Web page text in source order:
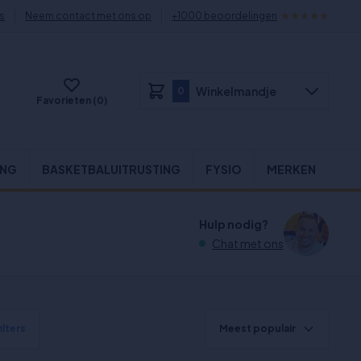
Neem contact met ons op +1000 beoordelingen
Favorieten (0)
Winkelmandje
BASKETBALUITRUSTING FYSIO MERKEN
Hulp nodig?
Chat met ons
Meest populair